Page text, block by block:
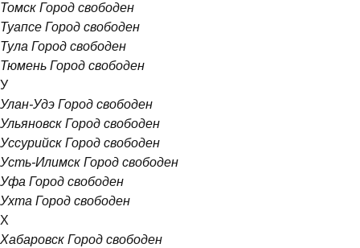
Томск Город свободен
Туапсе Город свободен
Тула Город свободен
Тюмень Город свободен
У
Улан-Удэ Город свободен
Ульяновск Город свободен
Уссурийск Город свободен
Усть-Илимск Город свободен
Уфа Город свободен
Ухта Город свободен
Х
Хабаровск Город свободен